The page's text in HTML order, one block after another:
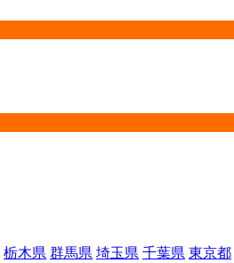
栃木県 群馬県 埼玉県 千葉県 東京都